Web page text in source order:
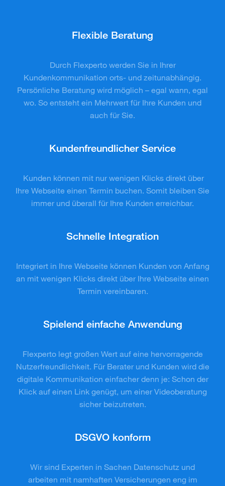
Flexible Beratung
Durch Flexperto werden Sie in Ihrer
Kundenkommunikation orts- und zeitunabhängig.
Persönliche Beratung wird möglich – egal wann, egal
wo. So entsteht ein Mehrwert für Ihre Kunden und
auch für Sie.
Kundenfreundlicher Service
Kunden können mit nur wenigen Klicks direkt über
Ihre Webseite einen Termin buchen. Somit bleiben Sie
immer und überall für Ihre Kunden erreichbar.
Schnelle Integration
Integriert in Ihre Webseite können Kunden von Anfang
an mit wenigen Klicks direkt über Ihre Webseite einen
Termin vereinbaren.
Spielend einfache Anwendung
Flexperto legt großen Wert auf eine hervorragende
Nutzerfreundlichkeit. Für Berater und Kunden wird die
digitale Kommunikation einfacher denn je: Schon der
Klick auf einen Link genügt, um einer Videoberatung
sicher beizutreten.
DSGVO konform
Wir sind Experten in Sachen Datenschutz und
arbeiten mit namhaften Versicherungen eng im